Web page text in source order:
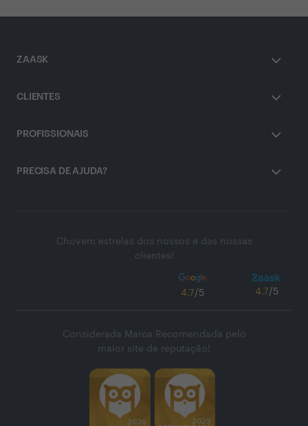
ZAASK
CLIENTES
PROFISSIONAIS
PRECISA DE AJUDA?
Chovem estrelas dos nossos e das nossas
clientes!
4.7/5 4.7/5
Considerada Marca Recomendada pelo
maior site de reputação!